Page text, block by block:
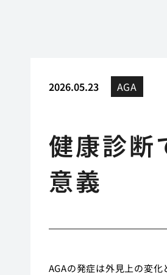
2026.05.23 AGA
健康診断
意義
AGAの発症は外見上の変